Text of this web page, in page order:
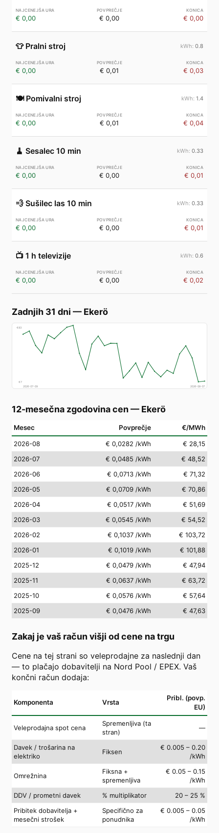
€ 0,00 € 0,00 € 0,00
👕 Pralni stroj 0.8
€ 0,00 € 0,01 € 0,03
🍽️ Pomivalni stroj 1.4
€ 0,00 € 0,01 € 0,04
🧹 Sesalec 10 min 0.33
€ 0,00 € 0,00 € 0,01
💨 Sušilec las 10 min 0.33
€ 0,00 € 0,00 € 0,01
📺 1 h televizije 0.6
€ 0,00 € 0,00 € 0,02
Zadnjih 31 dni — Ekerö
€83
€7
2026-07-09
2026-08-07
12-mesečna zgodovina cen — Ekerö
Mesec Povprečje €/MWh
2026-08 € 0,0282 /kWh
€ 28,15
2026-07
€ 0,0485 /kWh
€ 48,52
2026-06
€ 0,0713 /kWh
€ 71,32
2026-05
€ 0,0709 /kWh
€ 70,86
2026-04
€ 0,0517 /kWh
€ 51,69
2026-03
€ 0,0545 /kWh
€ 54,52
2026-02
€ 0,1037 /kWh
€ 103,72
2026-01
€ 0,1019 /kWh
€ 101,88
2025-12
€ 0,0479 /kWh
€ 47,94
2025-11
€ 0,0637 /kWh
€ 63,72
2025-10
€ 0,0576 /kWh
€ 57,64
2025-09
€ 0,0476 /kWh € 47,63
Zakaj je vaš račun višji od cene na trgu
Cene na tej strani so veleprodajne za naslednji dan
— to plačajo dobavitelji na Nord Pool / EPEX. Vaš
končni račun dodaja:
Komponenta Vrsta
Pribl. (povp.
EU)
Veleprodajna spot cena
Spremenljiva (ta
stran)
—
Davek / trošarina na
elektriko
Fiksen
€ 0.005 – 0.20
/kWh
Omrežnina
Fiksna +
spremenljiva
€ 0.05 – 0.15
/kWh
DDV / prometni davek
% multiplikator
20 – 25 %
Pribitek dobavitelja +
mesečni strošek
Specifično za
ponudnika
€ 0.005 – 0.05
/kWh